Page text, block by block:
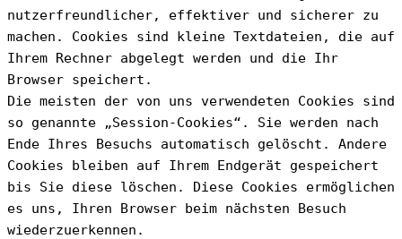
nutzerfreundlicher, effektiver und sicherer zu
machen. Cookies sind kleine Textdateien, die auf
Ihrem Rechner abgelegt werden und die Ihr
Browser speichert.
Die meisten der von uns verwendeten Cookies sind
so genannte „Session-Cookies“. Sie werden nach
Ende Ihres Besuchs automatisch gelöscht. Andere
Cookies bleiben auf Ihrem Endgerät gespeichert
bis Sie diese löschen. Diese Cookies ermöglichen
es uns, Ihren Browser beim nächsten Besuch
wiederzuerkennen.